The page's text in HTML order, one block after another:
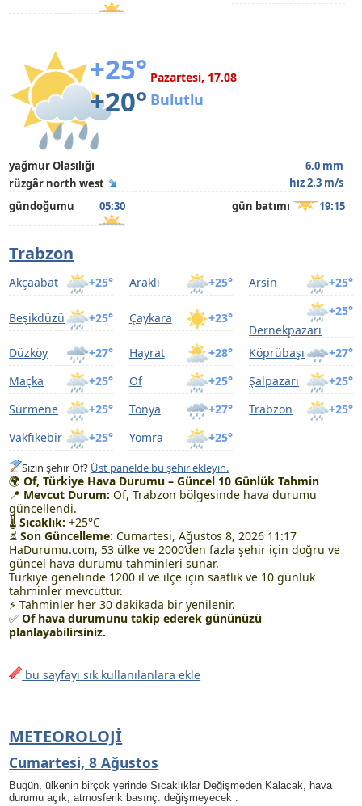
+25°
+20°
Pazartesi, 17.08
Bulutlu
yağmur Olasılığı
6.0 mm
rüzgâr north west
hız 2.3 m/s
gündoğumu
05:30 gün batımı 19:15
Trabzon
+25°
Akçaabat +25°
Araklı +25°
Arsin
+25°
Beşikdüzü +23°
Çaykara
+25°
Dernekpazarı
+27°
Düzköy +28°
Hayrat +27°
Köprübaşı
+25°
Maçka +25°
Of +25°
Şalpazarı
+25°
Sürmene +27°
Tonya +25°
Trabzon
+25°
Vakfıkebir +25°
Yomra
Sizin şehir Of? Üst panelde bu şehir ekleyin.
🌍Of, Türkiye Hava Durumu – Güncel 10 Günlük Tahmin
📍 Mevcut Durum: Of, Trabzon bölgesinde hava durumu
güncellendi.
🌡Sıcaklık: +25°C
⏳Son Güncelleme: Cumartesi, Ağustos 8, 2026 11:17
HaDurumu.com, 53 ülke ve 2000’den fazla şehir için doğru ve
güncel hava durumu tahminleri sunar.
Türkiye genelinde 1200 il ve ilçe için saatlik ve 10 günlük
tahminler mevcuttur.
⚡ Tahminler her 30 dakikada bir yenilenir.
✅Of hava durumunu takip ederek gününüzü
planlayabilirsiniz.
bu sayfayı sık kullanılanlara ekle
METEOROLOJI
Cumartesi, 8 Ağustos
Bugün, ülkenin birçok yerinde Sıcaklıklar Değişmeden Kalacak, hava
durumu açık, atmosferik basınç: değişmeyecek .